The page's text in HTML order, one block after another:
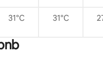
31°C 31°C